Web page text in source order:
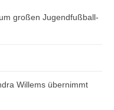
großen Jugendfußball-
Willems übernimmt